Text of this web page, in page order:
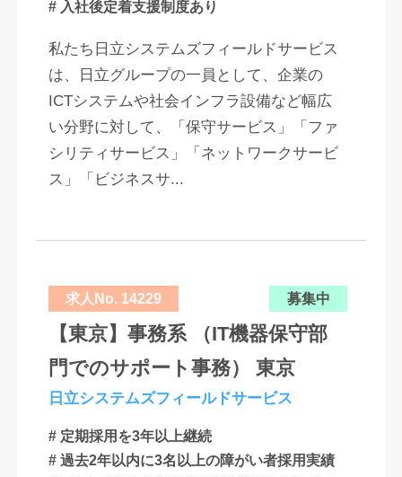
# 入社後定着支援制度あり
私たち日立システムズフィールドサービス
は、日立グループの一員として、企業の
ICTシステムや社会インフラ設備など幅広
い分野に対して、「保守サービス」「ファ
シリティサービス」「ネットワークサービ
ス」「ビジネスサ...
求人No. 14229 募集中
【東京】事務系 （IT機器保守部
門でのサポート事務） 東京
日立システムズフィールドサービス
# 定期採用を3年以上継続
# 過去2年以内に3名以上の障がい者採用実績